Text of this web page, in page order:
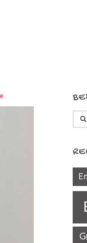
Search